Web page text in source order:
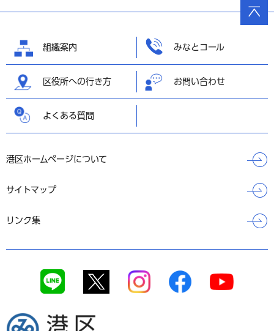
組織案内 みなとコール
区役所への行き方 お問い合わせ
よくある質問
港区ホームページについて
サイトマップ
リンク集
港区
ページ
の先頭